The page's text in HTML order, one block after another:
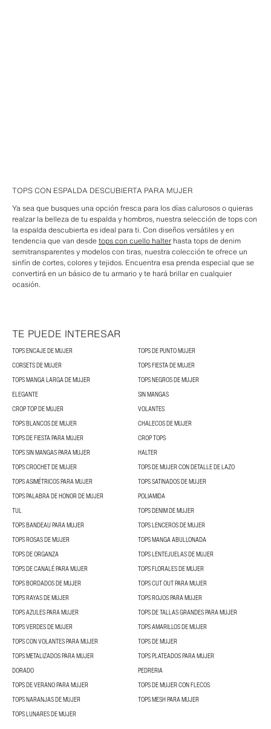
TOPS CON ESPALDA DESCUBIERTA PARA MUJER
Ya sea que busques una opción fresca para los días calurosos o quieras
realzar la belleza de tu espalda y hombros, nuestra selección de tops con
la espalda descubierta es ideal para ti. Con diseños versátiles y en
tendencia que van desdetops con cuello halter hasta tops de denim
semitransparentes y modelos con tiras, nuestra colección te ofrece un
sinfín de cortes, colores y tejidos. Encuentra esa prenda especial que se
convertirá en un básico de tu armario y te hará brillar en cualquier
ocasión.
TE PUEDE INTERESAR
TOPS ENCAJE DE MUJER
TOPS DE PUNTO MUJER
CORSETS DE MUJER
TOPS FIESTA DE MUJER
TOPS MANGA LARGA DE MUJER
TOPS NEGROS DE MUJER
ELEGANTE
SIN MANGAS
CROP TOP DE MUJER
VOLANTES
TOPS BLANCOS DE MUJER
CHALECOS DE MUJER
TOPS DE FIESTA PARA MUJER
CROP TOPS
TOPS SIN MANGAS PARA MUJER
HALTER
TOPS CROCHET DE MUJER
TOPS DE MUJER CON DETALLE DE LAZO
TOPS ASIMÉTRICOS PARA MUJER
TOPS SATINADOS DE MUJER
TOPS PALABRA DE HONOR DE MUJER
POLIAMIDA
TUL
TOPS DENIM DE MUJER
TOPS BANDEAU PARA MUJER
TOPS LENCEROS DE MUJER
TOPS ROSAS DE MUJER
TOPS MANGA ABULLONADA
TOPS DE ORGANZA
TOPS LENTEJUELAS DE MUJER
TOPS DE CANALÉ PARA MUJER
TOPS FLORALES DE MUJER
TOPS BORDADOS DE MUJER
TOPS CUT OUT PARA MUJER
TOPS RAYAS DE MUJER
TOPS ROJOS PARA MUJER
TOPS AZULES PARA MUJER
TOPS DE TALLAS GRANDES PARA MUJER
TOPS VERDES DE MUJER
TOPS AMARILLOS DE MUJER
TOPS CON VOLANTES PARA MUJER
TOPS DE MUJER
TOPS METALIZADOS PARA MUJER
TOPS PLATEADOS PARA MUJER
DORADO
PEDRERIA
TOPS DE VERANO PARA MUJER
TOPS DE MUJER CON FLECOS
TOPS NARANJAS DE MUJER
TOPS MESH PARA MUJER
TOPS LUNARES DE MUJER